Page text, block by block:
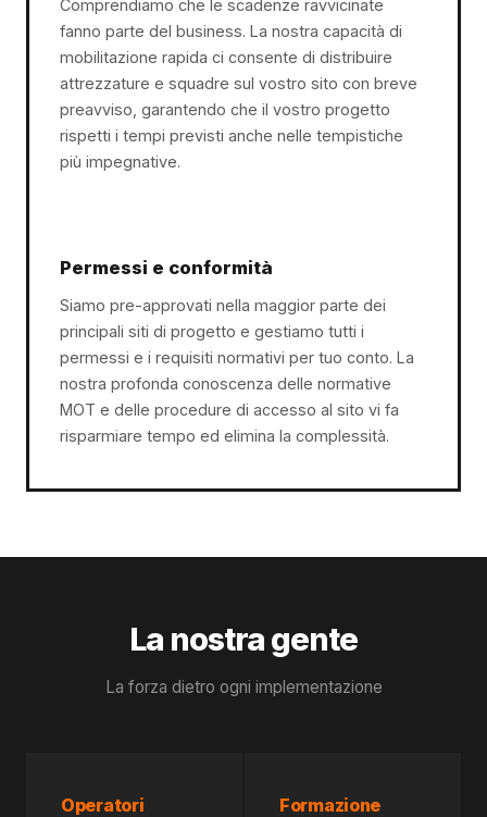
Comprendiamo che le scadenze ravvicinate
fanno parte del business. La nostra capacità di
mobilitazione rapida ci consente di distribuire
attrezzature e squadre sul vostro sito con breve
preavviso, garantendo che il vostro progetto
rispetti i tempi previsti anche nelle tempistiche
più impegnative.
Permessi e conformità
Siamo pre-approvati nella maggior parte dei
principali siti di progetto e gestiamo tutti i
permessi e i requisiti normativi per tuo conto. La
nostra profonda conoscenza delle normative
MOT e delle procedure di accesso al sito vi fa
risparmiare tempo ed elimina la complessità.
La nostra gente
La forza dietro ogni implementazione
Operatori
Formazione